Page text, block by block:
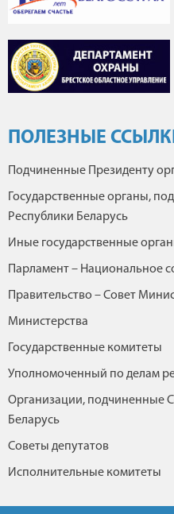
ПОЛЕЗНЫЕ
Подчиненные Президенту
Государственные органы,
Республики Беларусь
Иные государственные
Парламент – Национальное
Правительство – Совет
Министерства
Государственные комитеты
Уполномоченный по делам
Организации, подчиненные
Беларусь
Советы депутатов
Исполнительные комитеты